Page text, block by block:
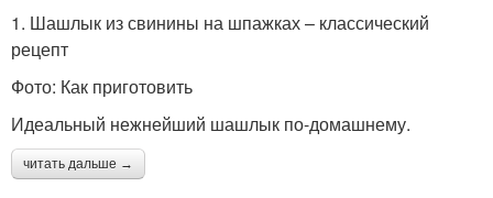
1. Шашлык из свинины на шпажках – классический
рецепт
Фото: Как приготовить
Идеальный нежнейший шашлык по-домашнему.
читать дальше →